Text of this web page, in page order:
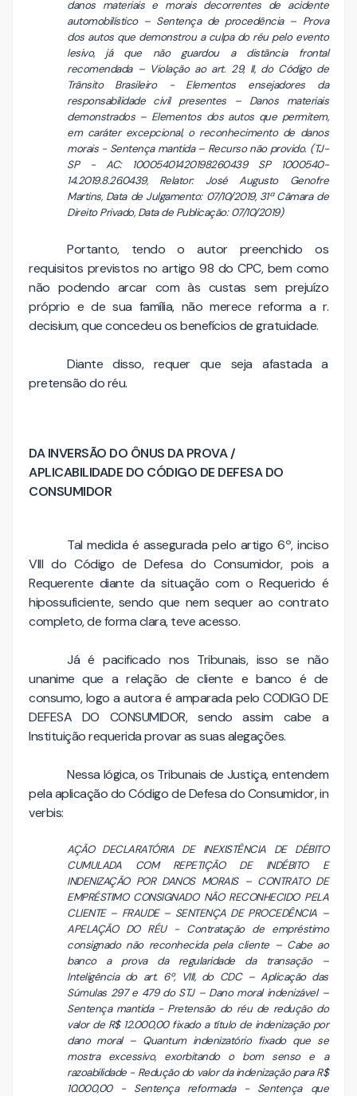
danos materiais e morais decorrentes de acidente
automobilístico – Sentença de procedência – Prova
dos autos que demonstrou a culpa do réu pelo evento
lesivo, já que não guardou a distância frontal
recomendada – Violação ao art. 29, II, do Código de
Trânsito Brasileiro - Elementos ensejadores da
responsabilidade civil presentes – Danos materiais
demonstrados – Elementos dos autos que permitem,
em caráter excepcional, o reconhecimento de danos
morais - Sentença mantida – Recurso não provido. (TJ-
SP - AC: 10005401420198260439 SP 1000540-
14.2019.8.26.0439, Relator: José Augusto Genofre
Martins, Data de Julgamento: 07/10/2019, 31ª Câmara de
Direito Privado, Data de Publicação: 07/10/2019)
Portanto, tendo o autor preenchido os
requisitos previstos no artigo 98 do CPC, bem como
não podendo arcar com às custas sem prejuízo
próprio e de sua família, não merece reforma a r.
decisium, que concedeu os benefícios de gratuidade.
Diante disso, requer que seja afastada a
pretensão do réu.
DA INVERSÃO DO ÔNUS DA PROVA /
APLICABILIDADE DO CÓDIGO DE DEFESA DO
CONSUMIDOR
Tal medida é assegurada pelo artigo 6º, inciso
VIII do Código de Defesa do Consumidor, pois a
Requerente diante da situação com o Requerido é
hipossuficiente, sendo que nem sequer ao contrato
completo, de forma clara, teve acesso.
Já é pacificado nos Tribunais, isso se não
unanime que a relação de cliente e banco é de
consumo, logo a autora é amparada pelo CODIGO DE
DEFESA DO CONSUMIDOR, sendo assim cabe a
Instituição requerida provar as suas alegações.
Nessa lógica, os Tribunais de Justiça, entendem
pela aplicação do Código de Defesa do Consumidor, in
verbis:
AÇÃO DECLARATÓRIA DE INEXISTÊNCIA DE DÉBITO
CUMULADA COM REPETIÇÃO DE INDÉBITO E
INDENIZAÇÃO POR DANOS MORAIS – CONTRATO DE
EMPRÉSTIMO CONSIGNADO NÃO RECONHECIDO PELA
CLIENTE – FRAUDE – SENTENÇA DE PROCEDÊNCIA –
APELAÇÃO DO RÉU - Contratação de empréstimo
consignado não reconhecida pela cliente – Cabe ao
banco a prova da regularidade da transação –
Inteligência do art. 6º, VIII, do CDC – Aplicação das
Súmulas 297 e 479 do STJ – Dano moral indenizável –
Sentença mantida - Pretensão do réu de redução do
valor de R$ 12.000,00 fixado a título de indenização por
dano moral – Quantum indenizatório fixado que se
mostra excessivo, exorbitando o bom senso e a
razoabilidade - Redução do valor da indenização para R$
10.000,00 - Sentença reformada - Sentença que